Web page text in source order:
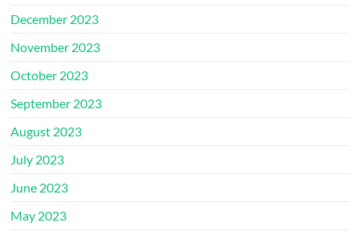
December 2023
November 2023
October 2023
September 2023
August 2023
July 2023
June 2023
May 2023